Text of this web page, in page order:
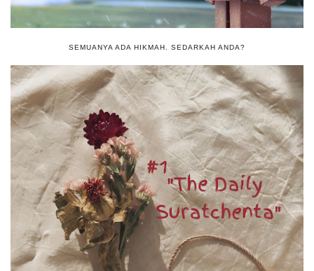
SEMUANYA ADA HIKMAH. SEDARKAH ANDA?